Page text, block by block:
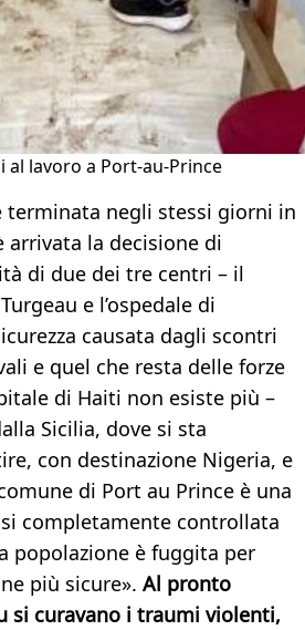
lavoro a Port-au-Prince
terminata negli stessi giorni in
arrivata la decisione di
di due dei tre centri – il
e l’ospedale di
causata dagli scontri
e quel che resta delle forze
di Haiti non esiste più –
Sicilia, dove si sta
con destinazione Nigeria, e
di Port au Prince è una
completamente controllata
popolazione è fuggita per
più sicure». Al pronto
si curavano i traumi violenti,